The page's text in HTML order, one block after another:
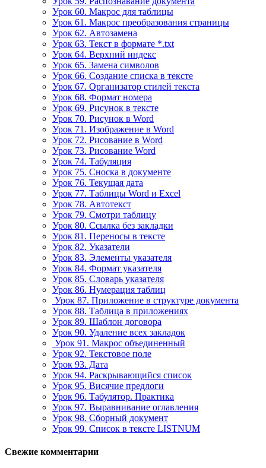
Урок 60. Макрос для таблицы
Урок 61. Макрос преобразования страницы
Урок 62. Автозамена
Урок 63. Текст в формате *.txt
Урок 64. Верхний индекс
Урок 65. Замена символов
Урок 66. Создание списка в тексте
Урок 67. Организатор стилей текста
Урок 68. Формат номера
Урок 69. Рисунок в тексте
Урок 70. Рисунок в Word
Урок 71. Изображение в Word
Урок 72. Рисование в Word
Урок 73. Рисование Word
Урок 74. Табуляция
Урок 75. Сноска в документе
Урок 76. Текущая дата
Урок 77. Таблицы Word и Excel
Урок 78. Автотекст
Урок 79. Смотри таблицу
Урок 80. Ссылка без закладки
Урок 81. Переносы в тексте
Урок 82. Указатели
Урок 83. Элементы указателя
Урок 84. Формат указателя
Урок 85. Словарь указателя
Урок 86. Нумерация таблиц
Урок 87. Приложение в структуре документа
Урок 88. Таблица в приложениях
Урок 89. Шаблон договора
Урок 90. Удаление всех закладок
Урок 91. Макрос объединенный
Урок 92. Текстовое поле
Урок 93. Дата
Урок 94. Раскрывающийся список
Урок 95. Висячие предлоги
Урок 96. Табулятор. Практика
Урок 97. Выравнивание оглавления
Урок 98. Сборный документ
Урок 99. Список в тексте LISTNUM
Свежие комментарии